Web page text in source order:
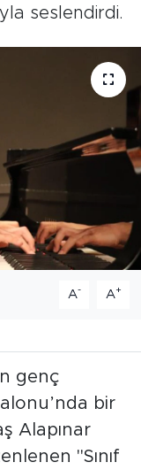
seslendirdi.
A- A+
genç
bir
Alapınar
"Sınıf